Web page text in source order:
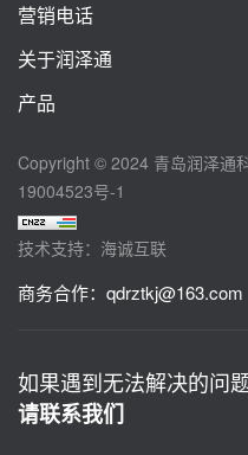
营销电话
关于润泽通
产品
Copyright © 2024 青岛润泽通
19004523号-1
技术支持：海诚互联
商务合作： qdrztkj@163.com
如果遇到无法解决的问
请联系我们